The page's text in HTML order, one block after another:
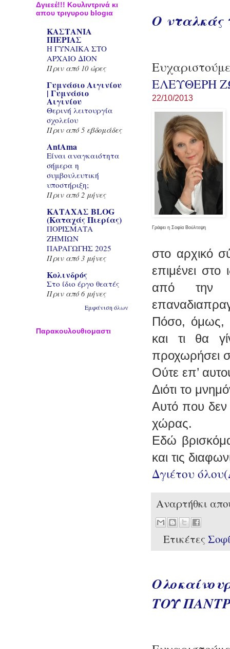
Ο νταλκάς
ΕΛΕΥΘΕΡΗ
22/10/2013
Γράφει η Σοφία Βούλτεψη
στο αρχικό
επιμένει
από την
Πόσο, όμως,
και τι θα
προχωρήσει
Ούτε επ’
Διότι το
Αυτό που δεν
χώρας.
Εδώ
και τις
Δγιέτου
Αναρτήθκι
Ετικέτες
ΤΟΥ
Δγιεεέ!!! Κουλιντρινά κι
απου τριγυρου blogια
ΚΑΣΤΑΝΙΑ
ΠΙΕΡΙΑΣ
Η ΓΥΝΑΙΚΑ ΣΤΟ
ΑΡΧΑΙΟ ΔΙΟΝ
Πριν από 10 ώρες
Γυμνάσιο Αιγινίου
| Γυμνάσιο
Αιγινίου
Θερινή λειτουργία
σχολείου
Πριν από 5 εβδομάδες
AntAma
Είναι αναγκαιότητα
σήμερα η
συμβουλευτική
υποστήριξη;
Πριν από 2 μήνες
ΚΑΤΑΧΑΣ BLOG
(Καταχάς Πιερίας)
ΠΟΡΙΣΜΑΤΑ
ΖΗΜΙΩΝ
ΠΑΡΑΓΩΓΗΣ 2025
Πριν από 3 μήνες
Κολινδρός
Στο ίδιο έργο θεατές
Πριν από 6 μήνες
Εμφάνιση όλων
Παρακουλουθιομαστι